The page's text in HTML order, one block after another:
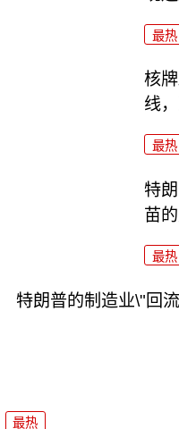
最热
核
线
最热
特
苗
最热
特朗普的制造业\"回
最热